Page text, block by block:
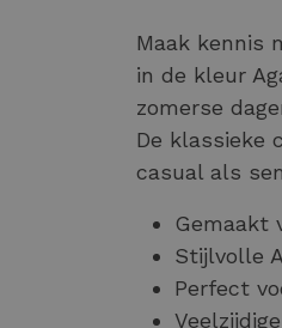
Maak kennis
in de kleur
zomerse
De klassieke
casual als
Gemaakt
Stijlvolle
Perfect